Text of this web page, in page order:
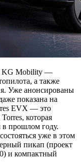
KG Mobility —
а также
Уже анонсированы
показана на
EVX — это
которая
в прошлом году.
уже в этом
пикап (проект
и компактный